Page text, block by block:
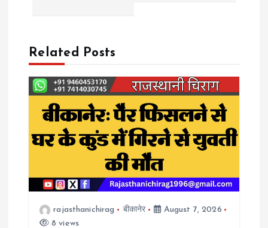
a
v
g
a
Related Posts
rajasthanichirag बीकानेर
August 7, 2026
8 views